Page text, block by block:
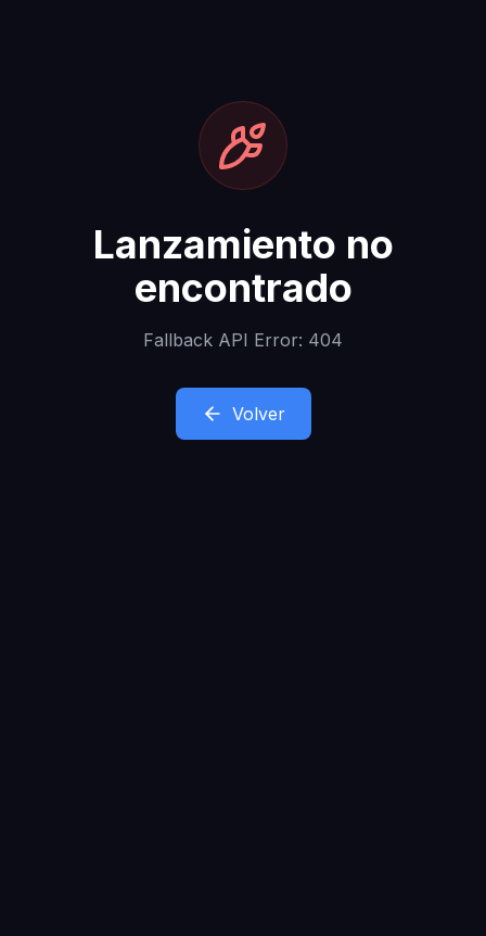
Lanzamiento no
encontrado
Fallback API Error: 404
Volver